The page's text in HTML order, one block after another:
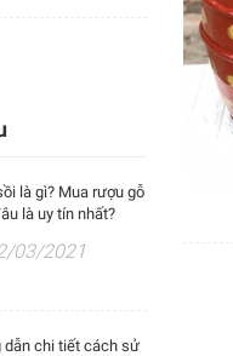
là gì? Mua rượu gỗ
là uy tín nhất?
03/2021
dẫn chi tiết cách sử